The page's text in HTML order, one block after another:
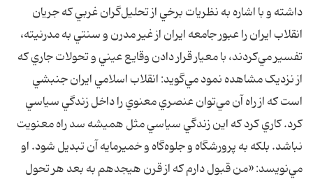
داشته و با اشاره به نظريات برخي از تحليل‌گران غربي که جريان
انقلاب ايران را عبور جامعه ايران از غير مدرن و سنتي به مدرنيته،
تفسير مي‌کردند، با معيار قرار دادن وقايع عيني و تحولات جاري که
از نزديک مشاهده نمود مي‌گويد: انقلاب اسلامي ايران جنبشي
است که از راه آن مي‌توان عنصري معنوي را داخل زندگي سياسي
کرد. کاري کرد که اين زندگي سياسي مثل هميشه سد راه معنويت
نباشد. بلکه به پرورشگاه و جلوه‌گاه و خميرمايه آن تبديل شود. او
مي‌نويسد: «من قبول دارم که از قرن هيجدهم به بعد هر تحول